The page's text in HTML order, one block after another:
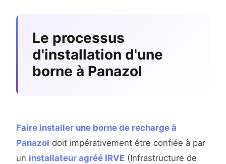
Le processus
d'installation d'une
borne à Panazol
Faire installer une borne de recharge à
Panazol doit impérativement être confiée à par
un installateur agréé IRVE (Infrastructure de